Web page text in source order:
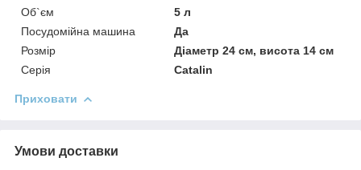
Об`єм
5 л
Посудомійна машина
Да
Розмір
Діаметр 24 см, висота 14 см
Серія
Catalin
Приховати
Умови доставки